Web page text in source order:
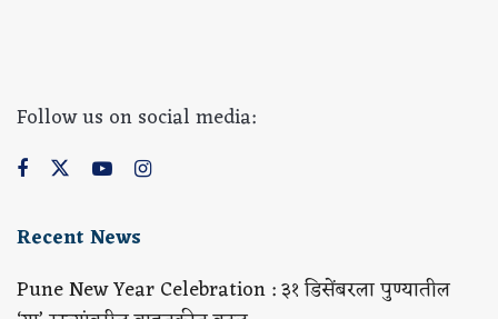
Follow us on social media:
Recent News
Pune New Year Celebration : ३१ डिसेंबरला पुण्यातील